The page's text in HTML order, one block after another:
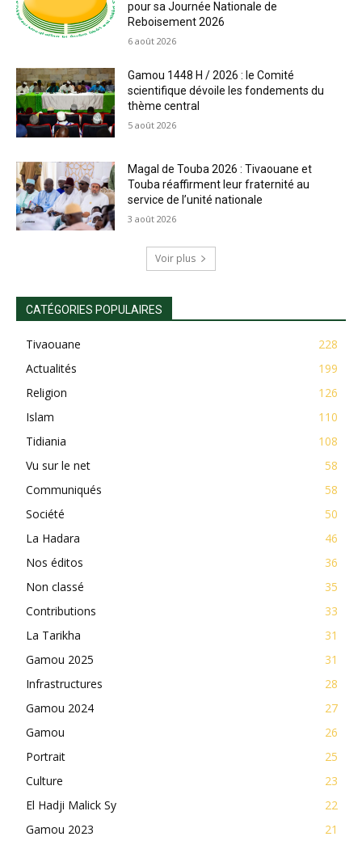
pour sa Journée Nationale de
Reboisement 2026
6 août 2026
Gamou 1448 H / 2026 : le Comité
scientifique dévoile les fondements du
thème central
5 août 2026
Magal de Touba 2026 : Tivaouane et
Touba réaffirment leur fraternité au
service de l’unité nationale
3 août 2026
Voir plus
CATÉGORIES POPULAIRES
Tivaouane
228
Actualités
199
Religion
126
Islam
110
Tidiania
108
Vu sur le net
58
Communiqués
58
Société
50
La Hadara
46
Nos éditos
36
Non classé
35
Contributions
33
La Tarikha
31
Gamou 2025
31
Infrastructures
28
Gamou 2024
27
Gamou
26
Portrait
25
Culture
23
El Hadji Malick Sy
22
Gamou 2023
21